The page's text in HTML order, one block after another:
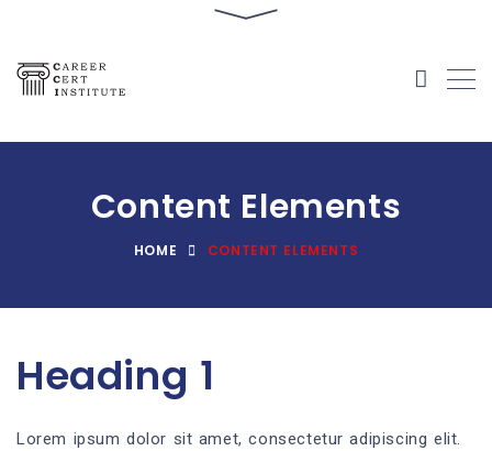
Content Elements
HOME CONTENT ELEMENTS
Heading 1
Lorem ipsum dolor sit amet, consectetur adipiscing elit.